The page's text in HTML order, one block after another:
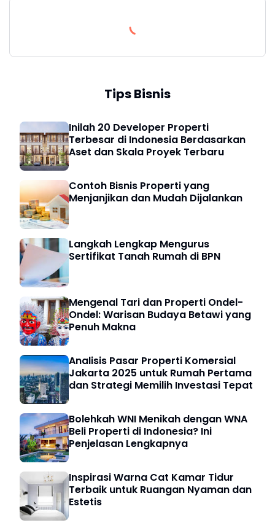
Tips Bisnis
Inilah 20 Developer Properti
Terbesar di Indonesia Berdasarkan
Aset dan Skala Proyek Terbaru
Contoh Bisnis Properti yang
Menjanjikan dan Mudah Dijalankan
Langkah Lengkap Mengurus
Sertifikat Tanah Rumah di BPN
Mengenal Tari dan Properti Ondel-
Ondel: Warisan Budaya Betawi yang
Penuh Makna
Analisis Pasar Properti Komersial
Jakarta 2025 untuk Rumah Pertama
dan Strategi Memilih Investasi Tepat
Bolehkah WNI Menikah dengan WNA
Beli Properti di Indonesia? Ini
Penjelasan Lengkapnya
Inspirasi Warna Cat Kamar Tidur
Terbaik untuk Ruangan Nyaman dan
Estetis